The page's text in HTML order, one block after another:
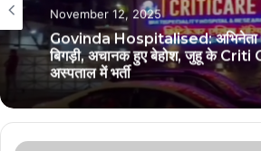
November 12, 2025
Govinda Hospitalised: अभिनेता
बिगड़ी, अचानक हुए बेहोश, जुहू के
अस्पताल में भर्ती